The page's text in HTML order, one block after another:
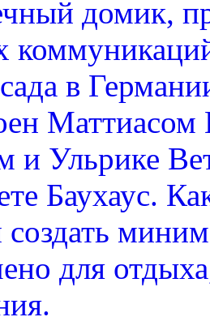
домик,
в
и Ульрике
Баухаус.
для